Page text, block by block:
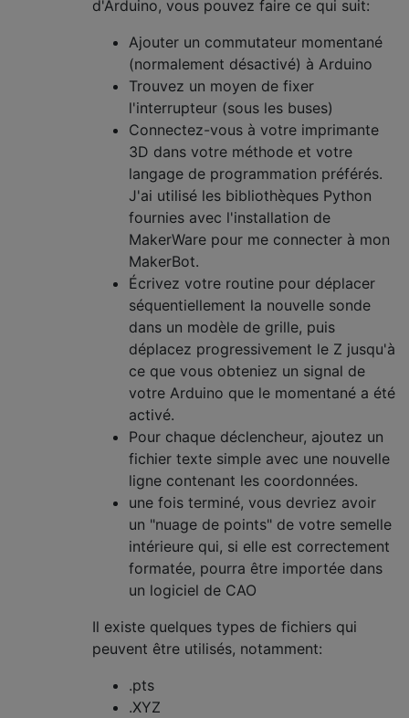
d'Arduino, vous pouvez faire ce qui suit:
Ajouter un commutateur momentané
(normalement désactivé) à Arduino
Trouvez un moyen de fixer
l'interrupteur (sous les buses)
Connectez-vous à votre imprimante
3D dans votre méthode et votre
langage de programmation préférés.
J'ai utilisé les bibliothèques Python
fournies avec l'installation de
MakerWare pour me connecter à mon
MakerBot.
Écrivez votre routine pour déplacer
séquentiellement la nouvelle sonde
dans un modèle de grille, puis
déplacez progressivement le Z jusqu'à
ce que vous obteniez un signal de
votre Arduino que le momentané a été
activé.
Pour chaque déclencheur, ajoutez un
fichier texte simple avec une nouvelle
ligne contenant les coordonnées.
une fois terminé, vous devriez avoir
un "nuage de points" de votre semelle
intérieure qui, si elle est correctement
formatée, pourra être importée dans
un logiciel de CAO
Il existe quelques types de fichiers qui
peuvent être utilisés, notamment:
.pts
.XYZ